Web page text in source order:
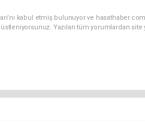
kabul etmiş bulunuyor ve
Yazılan tüm yorumlardan